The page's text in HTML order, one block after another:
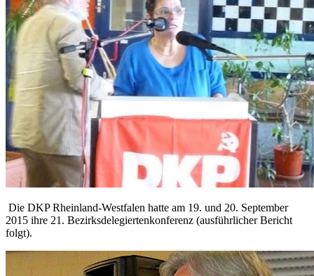
Die DKP Rheinland-Westfalen hatte am 19. und 20. September
2015 ihre 21. Bezirksdelegiertenkonferenz (ausführlicher Bericht
folgt).